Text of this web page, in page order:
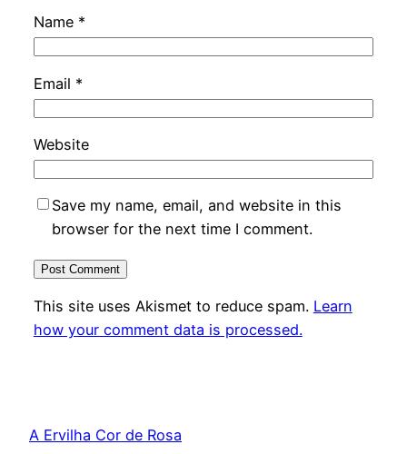
Name *
Email *
Website
Save my name, email, and website in this
browser for the next time I comment.
This site uses Akismet to reduce spam. Learn
how your comment data is processed.
A Ervilha Cor de Rosa